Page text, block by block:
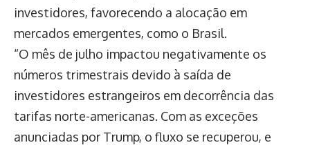
investidores, favorecendo a alocação em
mercados emergentes, como o Brasil.
“O mês de julho impactou negativamente os
números trimestrais devido à saída de
investidores estrangeiros em decorrência das
tarifas norte-americanas. Com as exceções
anunciadas por Trump, o fluxo se recuperou, e